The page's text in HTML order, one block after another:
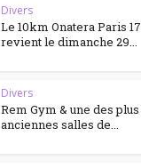
Divers
Le 10km Onatera Paris 17
revient le dimanche 29...
Divers
Rem Gym & une des plus
anciennes salles de...